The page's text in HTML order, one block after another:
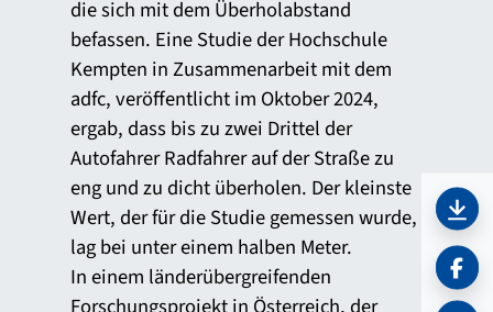
die sich mit dem Überholabstand
befassen. Eine Studie der Hochschule
Kempten in Zusammenarbeit mit dem
adfc, veröffentlicht im Oktober 2024,
ergab, dass bis zu zwei Drittel der
Autofahrer Radfahrer auf der Straße zu
eng und zu dicht überholen. Der kleinste
Wert, der für die Studie gemessen wurde,
lag bei unter einem halben Meter.
In einem länderübergreifenden
PDF